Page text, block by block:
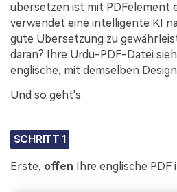
übersetzen ist mit PDFelement
verwendet eine intelligente KI
gute Übersetzung zu
daran? Ihre Urdu-PDF-Datei
englische, mit demselben
Und so geht's:
SCHRITT 1
Erste, offen Ihre englische PDF